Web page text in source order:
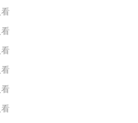
看
看
看
看
看
看